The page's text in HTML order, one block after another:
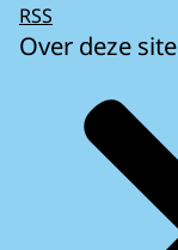
RSS
Over deze site